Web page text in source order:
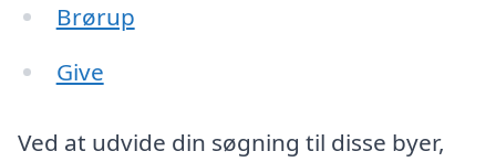
Brørup
Give
Ved at udvide din søgning til disse byer,